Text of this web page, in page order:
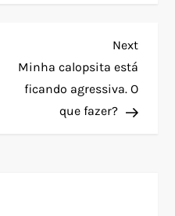
Next
Post
Next
Minha calopsita está
ficando agressiva. O
que fazer?